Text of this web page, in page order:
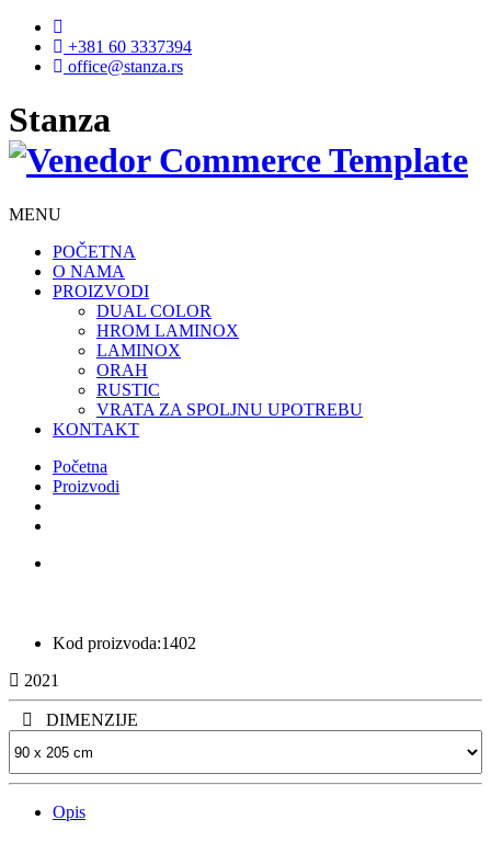
+381 60 3337394
office@stanza.rs
Stanza
MENU
POČETNA
O NAMA
PROIZVODI
DUAL COLOR
HROM LAMINOX
LAMINOX
ORAH
RUSTIC
VRATA ZA SPOLJNU UPOTREBU
KONTAKT
Početna
Proizvodi
Kod proizvoda:1402
2021
DIMENZIJE
Opis